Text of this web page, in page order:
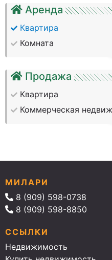
Аренда
Квартира
Комната
Продажа
Квартира
Коммерческая
МИЛАРИ
8 (909) 598-0738
8 (909) 598-8850
ССЫЛКИ
Недвижимость